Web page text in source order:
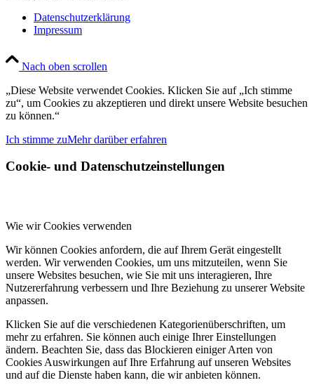
Datenschutzerklärung
Impressum
Nach oben scrollen
„Diese Website verwendet Cookies. Klicken Sie auf „Ich stimme
zu“, um Cookies zu akzeptieren und direkt unsere Website besuchen
zu können.“
Ich stimme zuMehr darüber erfahren
Cookie- und Datenschutzeinstellungen
Wie wir Cookies verwenden
Wir können Cookies anfordern, die auf Ihrem Gerät eingestellt
werden. Wir verwenden Cookies, um uns mitzuteilen, wenn Sie
unsere Websites besuchen, wie Sie mit uns interagieren, Ihre
Nutzererfahrung verbessern und Ihre Beziehung zu unserer Website
anpassen.
Klicken Sie auf die verschiedenen Kategorienüberschriften, um
mehr zu erfahren. Sie können auch einige Ihrer Einstellungen
ändern. Beachten Sie, dass das Blockieren einiger Arten von
Cookies Auswirkungen auf Ihre Erfahrung auf unseren Websites
und auf die Dienste haben kann, die wir anbieten können.